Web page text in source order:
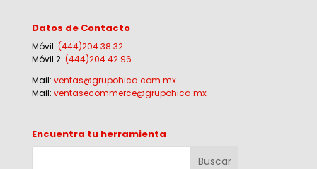
Datos de Contacto
Móvil: (444)204.38.32
Móvil 2: (444)204.42.96
Mail: ventas@grupohica.com.mx
Mail: ventasecommerce@grupohica.mx
Encuentra tu herramienta